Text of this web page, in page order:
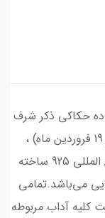
حکاکی ذکر شرف
الشمس با کلیه آداب مربوطه و به نام شما در 19 فروردین ماه) ،
رکاب و فریم این ست از نقره اصل با عیار بین المللی 925 ساخته
می‌باشد.تمامی
کلیه آداب مربوطه